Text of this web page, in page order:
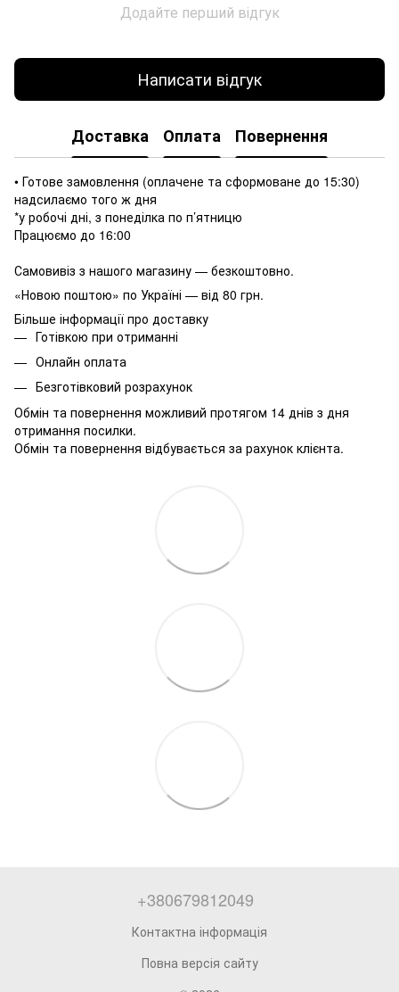
Додайте перший відгук
Написати відгук
Доставка Оплата Повернення
• Готове замовлення (оплачене та сформоване до 15:30)
надсилаємо того ж дня
*у робочі дні, з понеділка по п’ятницю
Працюємо до 16:00
Самовивіз з нашого магазину — безкоштовно.
«Новою поштою» по Україні — від 80 грн.
Більше інформації про доставку
Готівкою при отриманні
Онлайн оплата
Безготівковий розрахунок
Обмін та повернення можливий протягом 14 днів з дня
отримання посилки.
Обмін та повернення відбувається за рахунок клієнта.
+380679812049
Контактна інформація
Повна версія сайту